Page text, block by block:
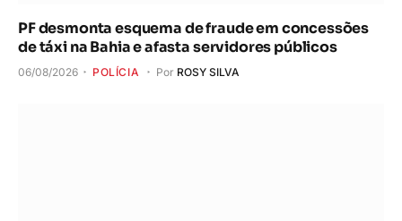
PF desmonta esquema de fraude em concessões
de táxi na Bahia e afasta servidores públicos
06/08/2026 POLÍCIA Por ROSY SILVA